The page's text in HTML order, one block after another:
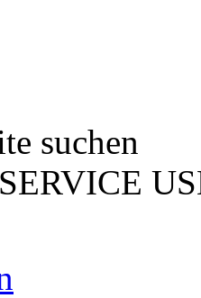
suchen